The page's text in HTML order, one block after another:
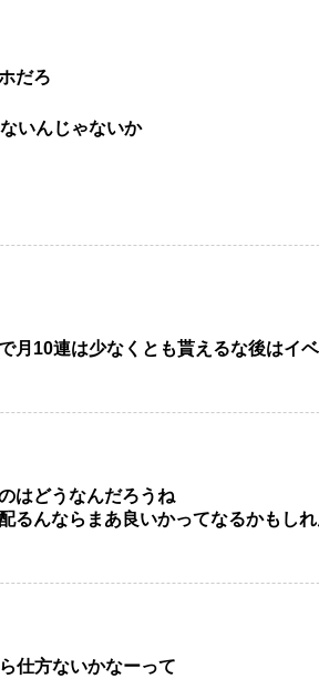
だろ
いんじゃないか
月10連は少なくとも貰えるな後はイ
はどうなんだろうね
るんならまあ良いかってなるかもし
仕方ないかなーって